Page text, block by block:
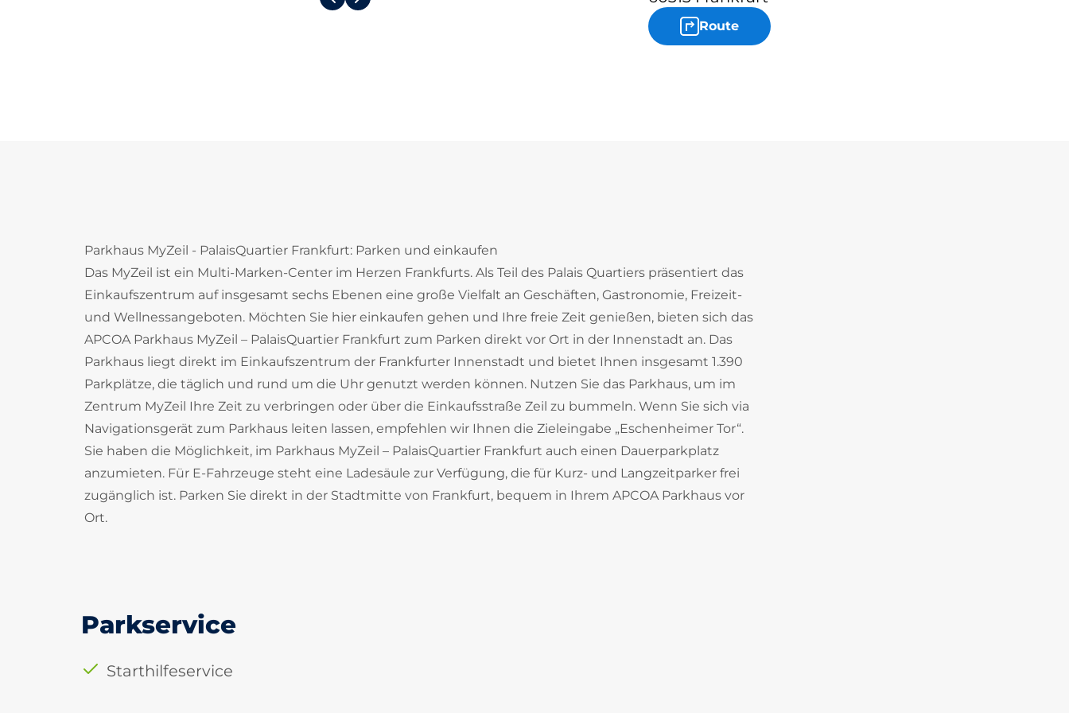
Route
Parkhaus MyZeil - PalaisQuartier Frankfurt: Parken und einkaufen
Das MyZeil ist ein Multi-Marken-Center im Herzen Frankfurts. Als Teil des Palais Quartiers präsentiert das
Einkaufszentrum auf insgesamt sechs Ebenen eine große Vielfalt an Geschäften, Gastronomie, Freizeit-
und Wellnessangeboten. Möchten Sie hier einkaufen gehen und Ihre freie Zeit genießen, bieten sich das
APCOA Parkhaus MyZeil – PalaisQuartier Frankfurt zum Parken direkt vor Ort in der Innenstadt an. Das
Parkhaus liegt direkt im Einkaufszentrum der Frankfurter Innenstadt und bietet Ihnen insgesamt 1.390
Parkplätze, die täglich und rund um die Uhr genutzt werden können. Nutzen Sie das Parkhaus, um im
Zentrum MyZeil Ihre Zeit zu verbringen oder über die Einkaufsstraße Zeil zu bummeln. Wenn Sie sich via
Navigationsgerät zum Parkhaus leiten lassen, empfehlen wir Ihnen die Zieleingabe „Eschenheimer Tor“.
Sie haben die Möglichkeit, im Parkhaus MyZeil – PalaisQuartier Frankfurt auch einen Dauerparkplatz
anzumieten. Für E-Fahrzeuge steht eine Ladesäule zur Verfügung, die für Kurz- und Langzeitparker frei
zugänglich ist. Parken Sie direkt in der Stadtmitte von Frankfurt, bequem in Ihrem APCOA Parkhaus vor
Ort.
Parkservice
Starthilfeservice